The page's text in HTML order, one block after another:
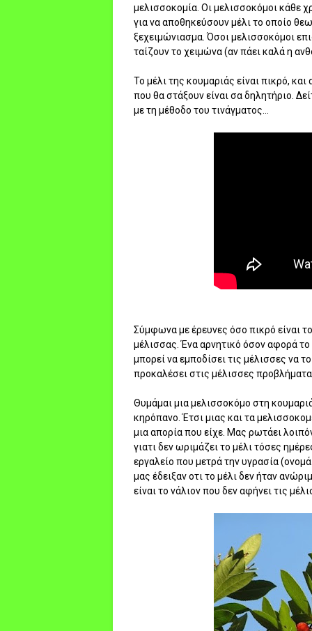
μελισσοκομία. Οι μελισσοκόμοι κάθε
για να αποθηκεύσουν μέλι το οποίο
ξεχειμώνιασμα. Όσοι μελισσοκόμοι
ταίζουν το χειμώνα (αν πάει καλά η
Το μέλι της κουμαριάς είναι πικρό,
που θα στάξουν είναι σα δηλητήριο.
με τη μέθοδο του τινάγματος...
Σύμφωνα με έρευνες όσο πικρό είναι
μέλισσας. Ένα αρνητικό όσον αφορά το
μπορεί να εμποδίσει τις μέλισσες να
προκαλέσει στις μέλισσες
Θυμάμαι μια μελισσοκόμο στη
κηρόπανο. Έτσι μιας και τα
μια απορία που είχε. Μας ρωτάει
γιατι δεν ωριμάζει το μέλι τόσες
εργαλείο που μετρά την υγρασία
μας έδειξαν οτι το μέλι δεν ήταν
είναι το νάλιον που δεν αφήνει τις